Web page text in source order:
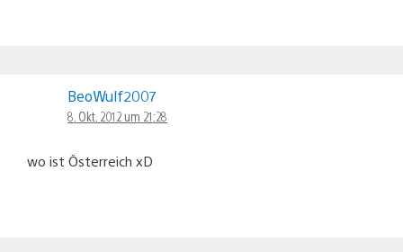
BeoWulf2007
8. Okt. 2012 um 21:28
wo ist Österreich xD